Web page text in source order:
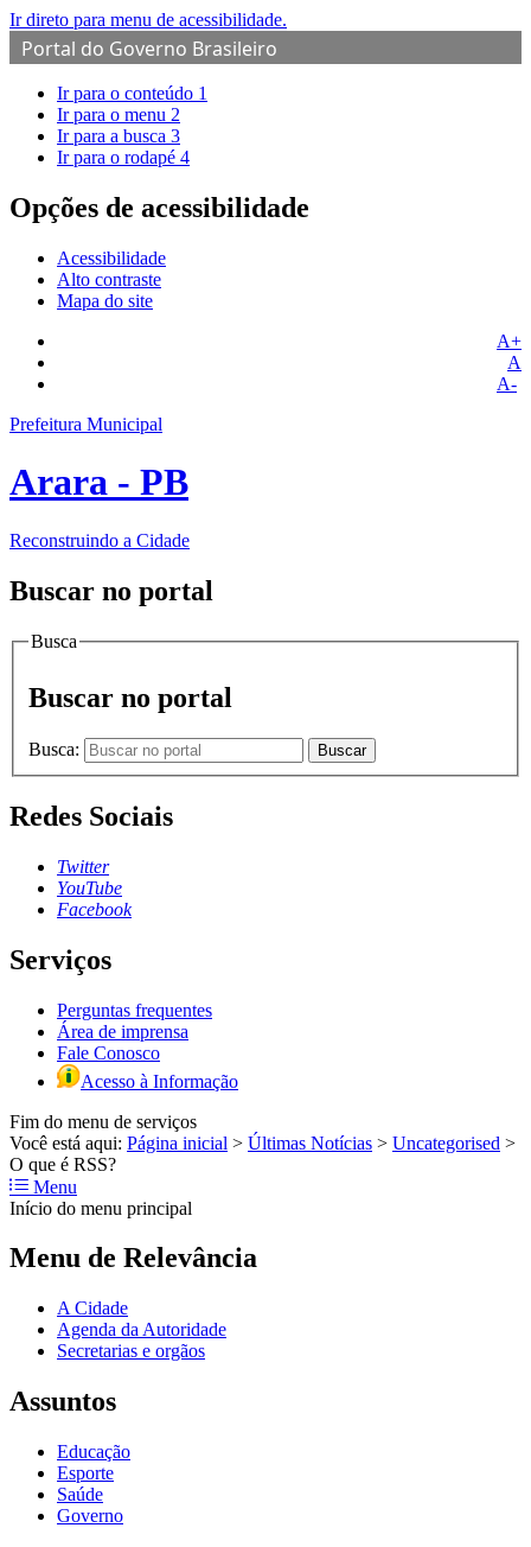
Ir direto para menu de acessibilidade.
Portal do Governo Brasileiro
Ir para o conteúdo 1
Ir para o menu 2
Ir para a busca 3
Ir para o rodapé 4
Opções de acessibilidade
Acessibilidade
Alto contraste
Mapa do site
A+
A
A-
Prefeitura Municipal
Arara - PB
Reconstruindo a Cidade
Buscar no portal
Busca
Buscar no portal
Busca: Buscar
Redes Sociais
Twitter
YouTube
Facebook
Serviços
Perguntas frequentes
Área de imprensa
Fale Conosco
Acesso à Informação
Fim do menu de serviços
Você está aqui: Página inicial > Últimas Notícias > Uncategorised >
O que é RSS?
Menu
Início do menu principal
Menu de Relevância
A Cidade
Agenda da Autoridade
Secretarias e orgãos
Assuntos
Educação
Esporte
Saúde
Governo